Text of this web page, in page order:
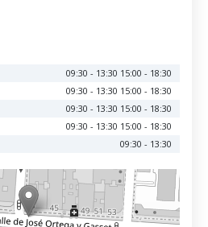
09:30 - 13:30 15:00 - 18:30
09:30 - 13:30 15:00 - 18:30
09:30 - 13:30 15:00 - 18:30
09:30 - 13:30 15:00 - 18:30
09:30 - 13:30